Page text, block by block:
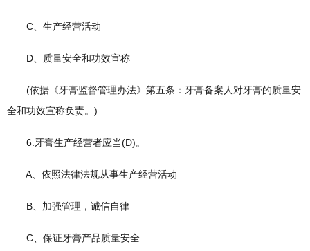
C、生产经营活动
D、质量安全和功效宣称
(依据《牙膏监督管理办法》第五条：牙膏备案人对牙膏的质量安
全和功效宣称负责。)
6.牙膏生产经营者应当(D)。
A、依照法律法规从事生产经营活动
B、加强管理，诚信自律
C、保证牙膏产品质量安全